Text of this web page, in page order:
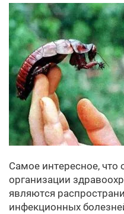
Самое интересное,
организации
являются
инфекционных